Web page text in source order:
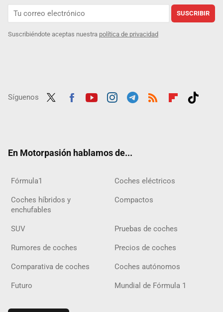
SUSCRIBIR
Suscribiéndote aceptas nuestra política de privacidad
Síguenos
En Motorpasión hablamos de...
Fórmula1 Coches eléctricos
Coches híbridos y
enchufables
Compactos
SUV Pruebas de coches
Rumores de coches Precios de coches
Comparativa de coches Coches autónomos
Futuro Mundial de Fórmula 1